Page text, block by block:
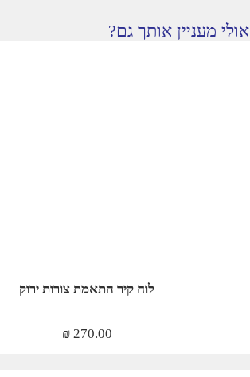
אולי מעניין אותך גם?
לוח קיר התאמת צורות ירוק
270.00
₪